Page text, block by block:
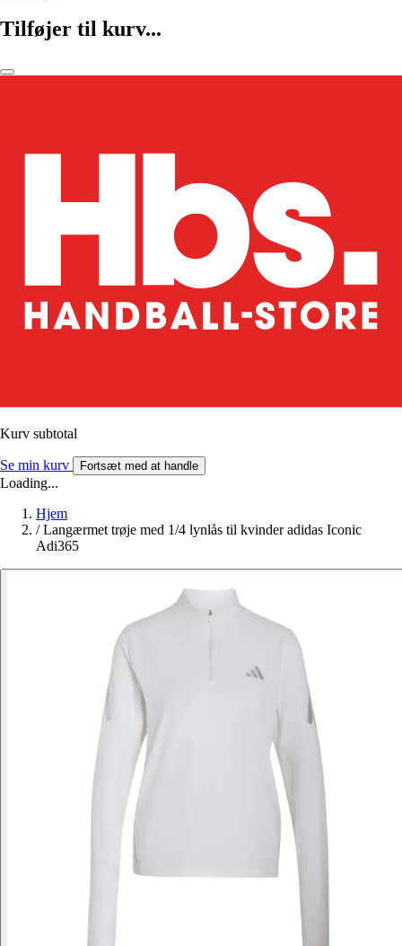
Tilføjer til kurv...
Kurv subtotal
Se min kurv Fortsæt med at handle
Loading...
Hjem
/ Langærmet trøje med 1/4 lynlås til kvinder adidas Iconic
Adi365